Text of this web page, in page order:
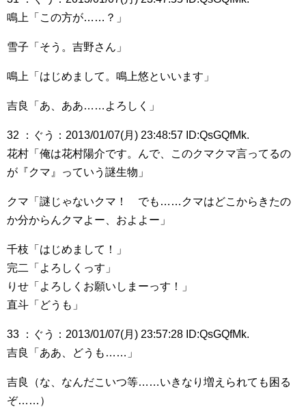
鳴上「この方が……？」
雪子「そう。吉野さん」
鳴上「はじめまして。鳴上悠といいます」
吉良「あ、ああ……よろしく」
32 ：ぐう：2013/01/07(月) 23:48:57 ID:QsGQfMk.
花村「俺は花村陽介です。んで、このクマクマ言ってるの
が『クマ』っていう謎生物」
クマ「謎じゃないクマ！ でも……クマはどこからきたの
か分からんクマよー、およよー」
千枝「はじめまして！」
完二「よろしくっす」
りせ「よろしくお願いしまーっす！」
直斗「どうも」
33 ：ぐう：2013/01/07(月) 23:57:28 ID:QsGQfMk.
吉良「ああ、どうも……」
吉良（な、なんだこいつ等……いきなり増えられても困る
ぞ……）